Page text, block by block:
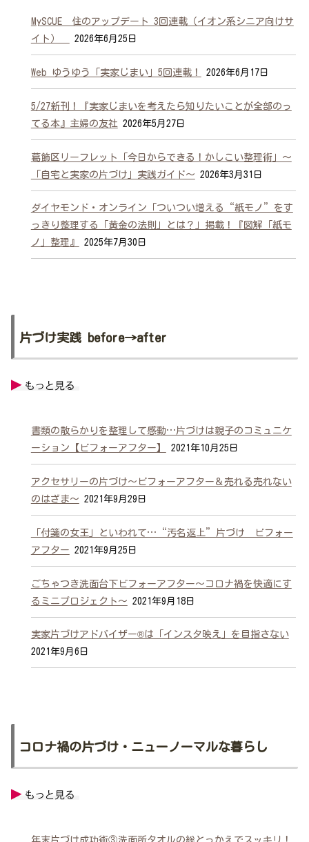
MySCUE 住のアップデート 3回連載（イオン系シニア向けサ
イト）
2026年6月25日
Web ゆうゆう「実家じまい」5回連載！ 2026年6月17日
5/27新刊！『実家じまいを考えたら知りたいことが全部のっ
てる本』主婦の友社 2026年5月27日
葛飾区リーフレット「今日からできる！かしこい整理術」～
「自宅と実家の片づけ」実践ガイド～ 2026年3月31日
ダイヤモンド・オンライン「ついつい増える“紙モノ”をす
っきり整理する「黄金の法則」とは？」掲載！『図解「紙モ
ノ」整理』
2025年7月30日
片づけ実践 before→after
書類の散らかりを整理して感動…片づけは親子のコミュニケ
ーション【ビフォーアフター】
2021年10月25日
アクセサリーの片づけ～ビフォーアフター＆売れる売れない
のはざま～ 2021年9月29日
「付箋の女王」といわれて…“汚名返上”片づけ ビフォー
アフター 2021年9月25日
ごちゃつき洗面台下ビフォーアフター～コロナ禍を快適にす
るミニプロジェクト～ 2021年9月18日
実家片づけアドバイザー®は「インスタ映え」を目指さない
2021年9月6日
コロナ禍の片づけ・ニューノーマルな暮らし
年末片づけ成功術③洗面所タオルの総とっかえでスッキリ！